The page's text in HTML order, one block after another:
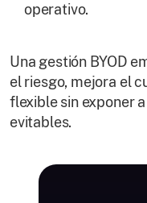
operativo.
Una gestión BYOD
el riesgo, mejora el
flexible sin exponer
evitables.